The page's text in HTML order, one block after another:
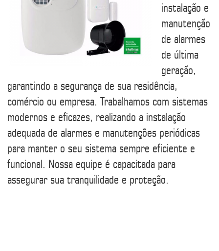
instalação e
manutenção
de alarmes
de última
geração,
garantindo a segurança de sua residência,
comércio ou empresa. Trabalhamos com sistemas
modernos e eficazes, realizando a instalação
adequada de alarmes e manutenções periódicas
para manter o seu sistema sempre eficiente e
funcional. Nossa equipe é capacitada para
assegurar sua tranquilidade e proteção.